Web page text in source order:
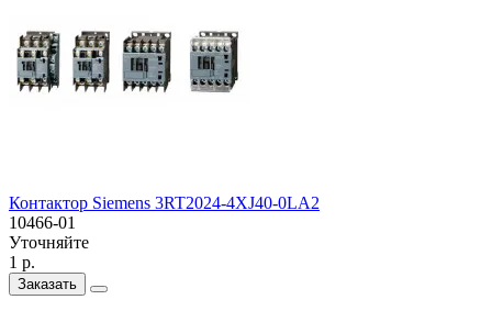
Контактор Siemens 3RT2024-4XJ40-0LA2
10466-01
Уточняйте
1 р.
Заказать